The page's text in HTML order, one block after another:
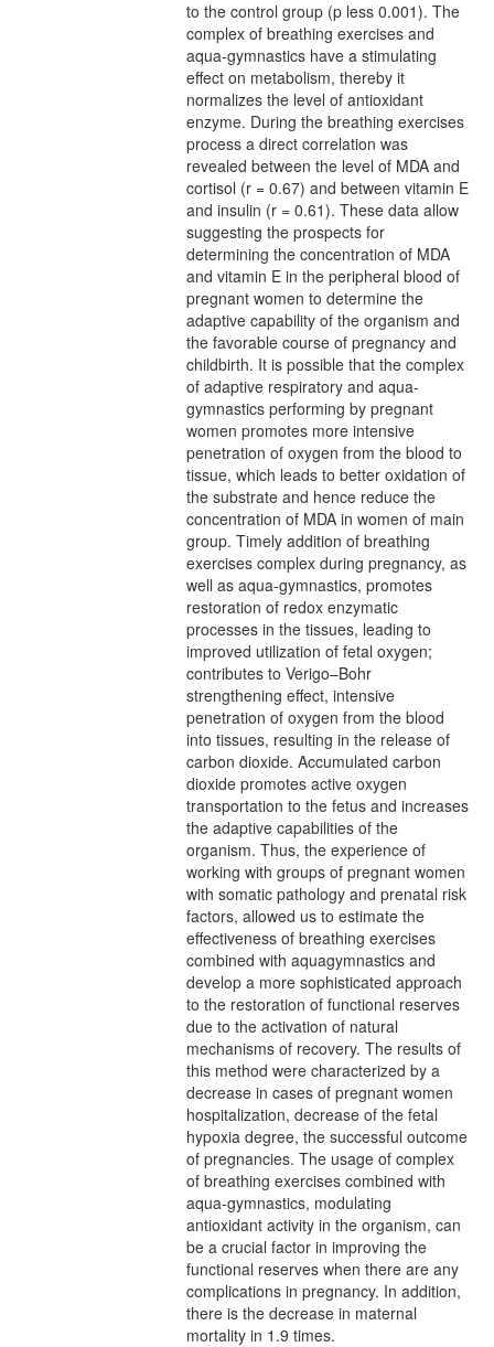
to the control group (p less 0.001). The
complex of breathing exercises and
aqua-gymnastics have a stimulating
effect on metabolism, thereby it
normalizes the level of antioxidant
enzyme. During the breathing exercises
process a direct correlation was
revealed between the level of MDA and
cortisol (r = 0.67) and between vitamin E
and insulin (r = 0.61). These data allow
suggesting the prospects for
determining the concentration of MDA
and vitamin E in the peripheral blood of
pregnant women to determine the
adaptive capability of the organism and
the favorable course of pregnancy and
childbirth. It is possible that the complex
of adaptive respiratory and aqua-
gymnastics performing by pregnant
women promotes more intensive
penetration of oxygen from the blood to
tissue, which leads to better oxidation of
the substrate and hence reduce the
concentration of MDA in women of main
group. Timely addition of breathing
exercises complex during pregnancy, as
well as aqua-gymnastics, promotes
restoration of redox enzymatic
processes in the tissues, leading to
improved utilization of fetal oxygen;
contributes to Verigo–Bohr
strengthening effect, intensive
penetration of oxygen from the blood
into tissues, resulting in the release of
carbon dioxide. Accumulated carbon
dioxide promotes active oxygen
transportation to the fetus and increases
the adaptive capabilities of the
organism. Thus, the experience of
working with groups of pregnant women
with somatic pathology and prenatal risk
factors, allowed us to estimate the
effectiveness of breathing exercises
combined with aquagymnastics and
develop a more sophisticated approach
to the restoration of functional reserves
due to the activation of natural
mechanisms of recovery. The results of
this method were characterized by a
decrease in cases of pregnant women
hospitalization, decrease of the fetal
hypoxia degree, the successful outcome
of pregnancies. The usage of complex
of breathing exercises combined with
aqua-gymnastics, modulating
antioxidant activity in the organism, can
be a crucial factor in improving the
functional reserves when there are any
complications in pregnancy. In addition,
there is the decrease in maternal
mortality in 1.9 times.